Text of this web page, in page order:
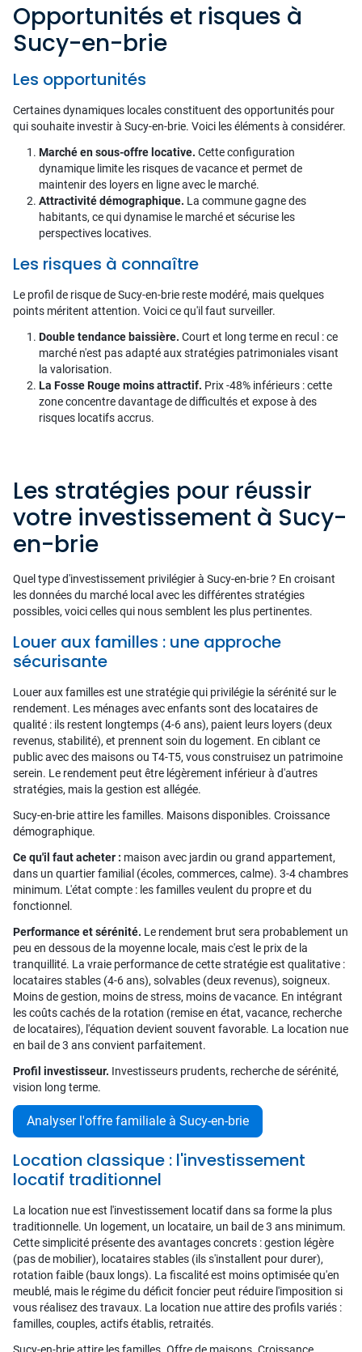
Opportunités et risques à
Sucy-en-brie
Les opportunités
Certaines dynamiques locales constituent des opportunités pour
qui souhaite investir à Sucy-en-brie. Voici les éléments à considérer.
Marché en sous-offre locative. Cette configuration
dynamique limite les risques de vacance et permet de
maintenir des loyers en ligne avec le marché.
Attractivité démographique. La commune gagne des
habitants, ce qui dynamise le marché et sécurise les
perspectives locatives.
Les risques à connaître
Le profil de risque de Sucy-en-brie reste modéré, mais quelques
points méritent attention. Voici ce qu'il faut surveiller.
Double tendance baissière. Court et long terme en recul : ce
marché n'est pas adapté aux stratégies patrimoniales visant
la valorisation.
La Fosse Rouge moins attractif. Prix -48% inférieurs : cette
zone concentre davantage de difficultés et expose à des
risques locatifs accrus.
Les stratégies pour réussir
votre investissement à Sucy-
en-brie
Quel type d'investissement privilégier à Sucy-en-brie ? En croisant
les données du marché local avec les différentes stratégies
possibles, voici celles qui nous semblent les plus pertinentes.
Louer aux familles : une approche
sécurisante
Louer aux familles est une stratégie qui privilégie la sérénité sur le
rendement. Les ménages avec enfants sont des locataires de
qualité : ils restent longtemps (4-6 ans), paient leurs loyers (deux
revenus, stabilité), et prennent soin du logement. En ciblant ce
public avec des maisons ou T4-T5, vous construisez un patrimoine
serein. Le rendement peut être légèrement inférieur à d'autres
stratégies, mais la gestion est allégée.
Sucy-en-brie attire les familles. Maisons disponibles. Croissance
démographique.
Ce qu'il faut acheter : maison avec jardin ou grand appartement,
dans un quartier familial (écoles, commerces, calme). 3-4 chambres
minimum. L'état compte : les familles veulent du propre et du
fonctionnel.
Performance et sérénité. Le rendement brut sera probablement un
peu en dessous de la moyenne locale, mais c'est le prix de la
tranquillité. La vraie performance de cette stratégie est qualitative :
locataires stables (4-6 ans), solvables (deux revenus), soigneux.
Moins de gestion, moins de stress, moins de vacance. En intégrant
les coûts cachés de la rotation (remise en état, vacance, recherche
de locataires), l'équation devient souvent favorable. La location nue
en bail de 3 ans convient parfaitement.
Profil investisseur. Investisseurs prudents, recherche de sérénité,
vision long terme.
Analyser l'offre familiale à Sucy-en-brie
Location classique : l'investissement
locatif traditionnel
La location nue est l'investissement locatif dans sa forme la plus
traditionnelle. Un logement, un locataire, un bail de 3 ans minimum.
Cette simplicité présente des avantages concrets : gestion légère
(pas de mobilier), locataires stables (ils s'installent pour durer),
rotation faible (baux longs). La fiscalité est moins optimisée qu'en
meublé, mais le régime du déficit foncier peut réduire l'imposition si
vous réalisez des travaux. La location nue attire des profils variés :
familles, couples, actifs établis, retraités.